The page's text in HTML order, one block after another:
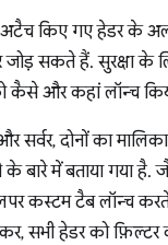
अटैच किए गए हेडर के
जोड़ सकते हैं. सुरक्षा के
कैसे और कहां लॉन्च
सर्वर, दोनों का
में बताया गया है.
कस्टम टैब लॉन्च
सभी हेडर को